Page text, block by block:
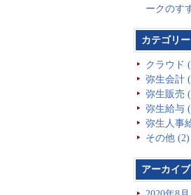
ークのす
カテゴリー
クラウド
弥生会計
弥生販売
弥生給与
弥生人事
その他 (2)
アーカイブ